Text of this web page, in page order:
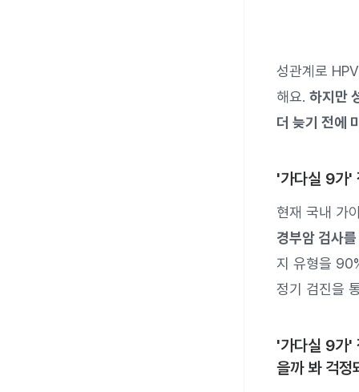
성관계로
해요. 하지만
더 늦기 전에
'가다실 9가'
현재 국내 가
경부암 검사
지 유형을
정기 검진을
'가다실 9가'
을까 봐 걱정